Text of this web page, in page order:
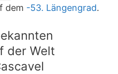
dem -53. Längengrad.
der Welt